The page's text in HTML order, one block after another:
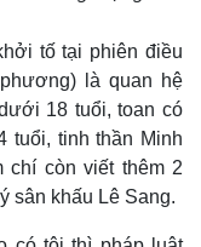
tố tại phiên điều
là quan hệ
18 tuổi, toan có
tuổi, tinh thần Minh
chí còn viết thêm 2
sân khấu Lê Sang.